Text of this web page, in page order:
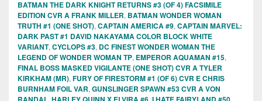
BATMAN THE DARK KNIGHT RETURNS #3 (OF 4) FACSIMILE
EDITION CVR A FRANK MILLER, BATMAN WONDER WOMAN
TRUTH #1 (ONE SHOT), CAPTAIN AMERICA #9, CAPTAIN MARVEL:
DARK PAST #1 DAVID NAKAYAMA COLOR BLOCK WHITE
VARIANT, CYCLOPS #3, DC FINEST WONDER WOMAN THE
LEGEND OF WONDER WOMAN TP, EMPEROR AQUAMAN #15,
FINAL BOSS MASKED VIGILANTE (ONE SHOT) CVR A TYLER
KIRKHAM (MR), FURY OF FIRESTORM #1 (OF 6) CVR E CHRIS
BURNHAM FOIL VAR, GUNSLINGER SPAWN #53 CVR A VON
, , ,